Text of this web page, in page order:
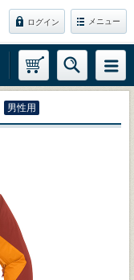
ログイン メニュー
男性用